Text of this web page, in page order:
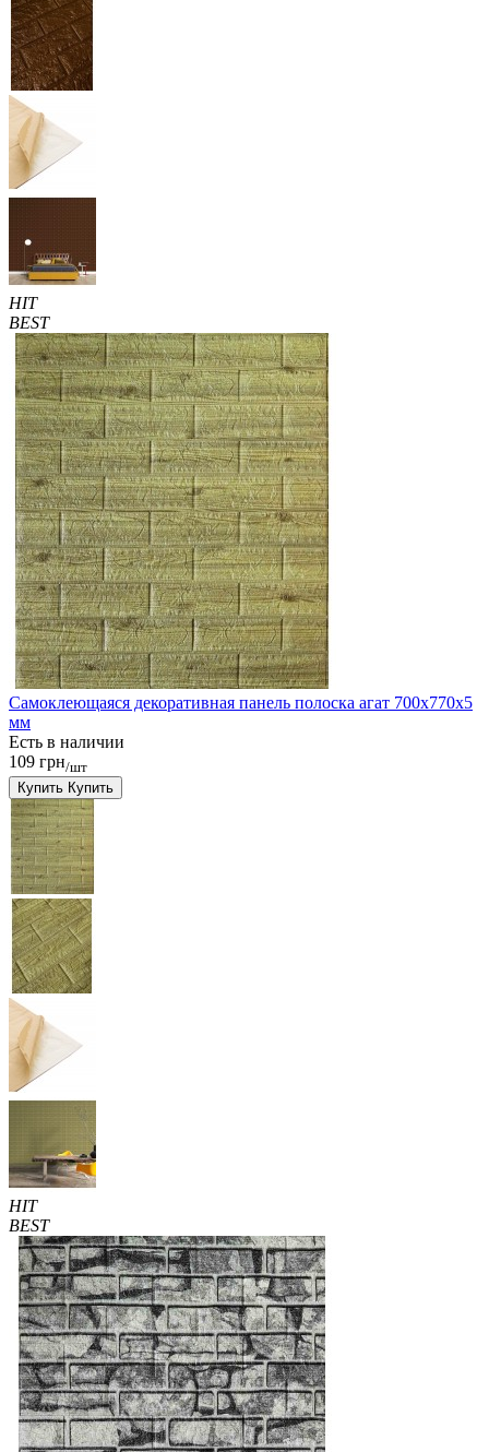
HIT
BEST
Самоклеющаяся декоративная панель полоска агат 700x770x5
мм
Есть в наличии
109 грн/шт
Купить Купить
HIT
BEST